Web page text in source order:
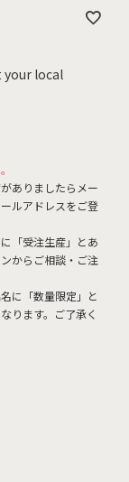
your local
ありましたらメー
ルアドレスをご登
「受注生産」とあ
からご相談・ご注
に「数量限定」と
ります。ご了承く